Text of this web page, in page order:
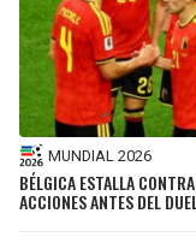
MUNDIAL 2026
BÉLGICA ESTALLA
ACCIONES ANTES DEL